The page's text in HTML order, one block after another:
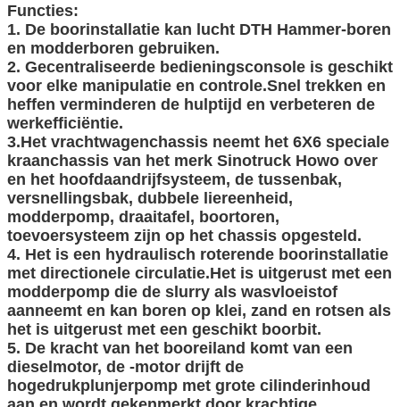
VERZENDEN
Functies:
1. De boorinstallatie kan lucht DTH Hammer-boren
en modderboren gebruiken.
2. Gecentraliseerde bedieningsconsole is geschikt
voor elke manipulatie en controle.Snel trekken en
heffen verminderen de hulptijd en verbeteren de
werkefficiëntie.
3.Het vrachtwagenchassis neemt het 6X6 speciale
kraanchassis van het merk Sinotruck Howo over
en het hoofdaandrijfsysteem, de tussenbak,
versnellingsbak, dubbele liereenheid,
modderpomp, draaitafel, boortoren,
toevoersysteem zijn op het chassis opgesteld.
4. Het is een hydraulisch roterende boorinstallatie
met directionele circulatie.Het is uitgerust met een
modderpomp die de slurry als wasvloeistof
aanneemt en kan boren op klei, zand en rotsen als
het is uitgerust met een geschikt boorbit.
5. De kracht van het booreiland komt van een
dieselmotor, de -motor drijft de
hogedrukplunjerpomp met grote cilinderinhoud